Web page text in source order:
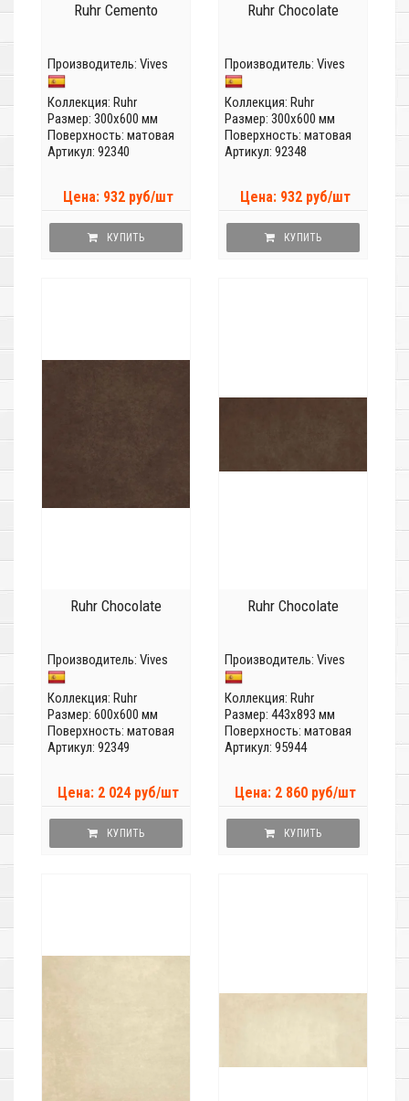
Ruhr Cemento
Производитель: Vives
Коллекция: Ruhr
Размер: 300x600 мм
Поверхность: матовая
Артикул: 92340
Цена: 932 руб/шт
КУПИТЬ
Ruhr Chocolate
Производитель: Vives
Коллекция: Ruhr
Размер: 300x600 мм
Поверхность: матовая
Артикул: 92348
Цена: 932 руб/шт
КУПИТЬ
Ruhr Chocolate
Производитель: Vives
Коллекция: Ruhr
Размер: 600x600 мм
Поверхность: матовая
Артикул: 92349
Цена: 2 024 руб/шт
КУПИТЬ
Ruhr Chocolate
Производитель: Vives
Коллекция: Ruhr
Размер: 443x893 мм
Поверхность: матовая
Артикул: 95944
Цена: 2 860 руб/шт
КУПИТЬ